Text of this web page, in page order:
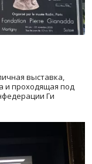
выставка,
и проходящая под
Ги